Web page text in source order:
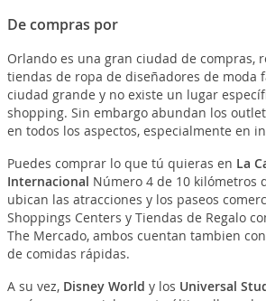
De compras por
Orlando es una gran ciudad de compras,
tiendas de ropa de diseñadores de moda
ciudad grande y no existe un lugar
shopping. Sin embargo abundan los
en todos los aspectos, especialmente en
Puedes comprar lo que tú quieras en La
Internacional Número 4 de 10 kilómetros
ubican las atracciones y los paseos
Shoppings Centers y Tiendas de Regalo
The Mercado, ambos cuentan tambien
de comidas rápidas.
A su vez, Disney World y los Universal